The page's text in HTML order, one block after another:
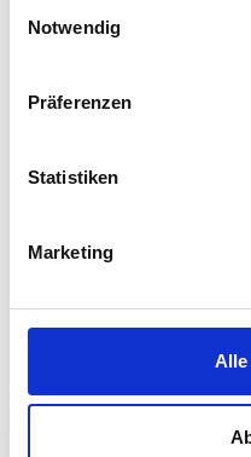
Notwendig
Präferenzen
Statistiken
Marketing
Alle
Karow 13,89 €/m
Kreuzberg 16,89 €/m
2
2